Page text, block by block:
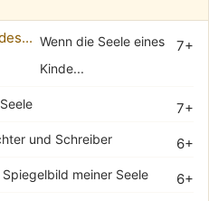
7+
Wenn die Seele eines
Kinde...
7+
6+
und Schreiber
6+
Spiegelbild meiner Seele